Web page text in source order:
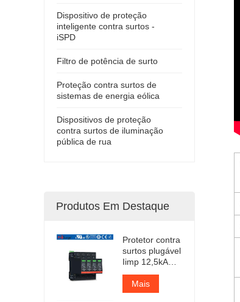
Dispositivo de proteção
inteligente contra surtos -
iSPD
Filtro de potência de surto
Proteção contra surtos de
sistemas de energia eólica
Dispositivos de proteção
contra surtos de iluminação
pública de rua
Produtos Em Destaque
Protetor contra
surtos plugável
Iimp 12,5kA
com
certificação
TUV
Mais